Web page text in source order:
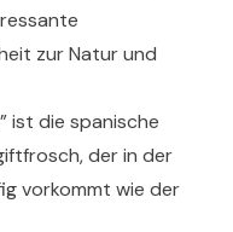
zur Natur und
ist die spanische
der in der
vorkommt wie der